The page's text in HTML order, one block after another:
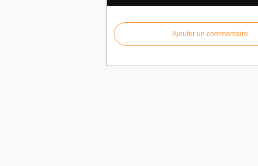
Ajouter un commentaire